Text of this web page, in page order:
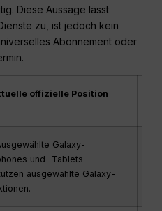
Diese Aussage lässt
zu, ist jedoch kein
Abonnement oder
offizielle Position
Galaxy-
und -Tablets
ausgewählte Galaxy-